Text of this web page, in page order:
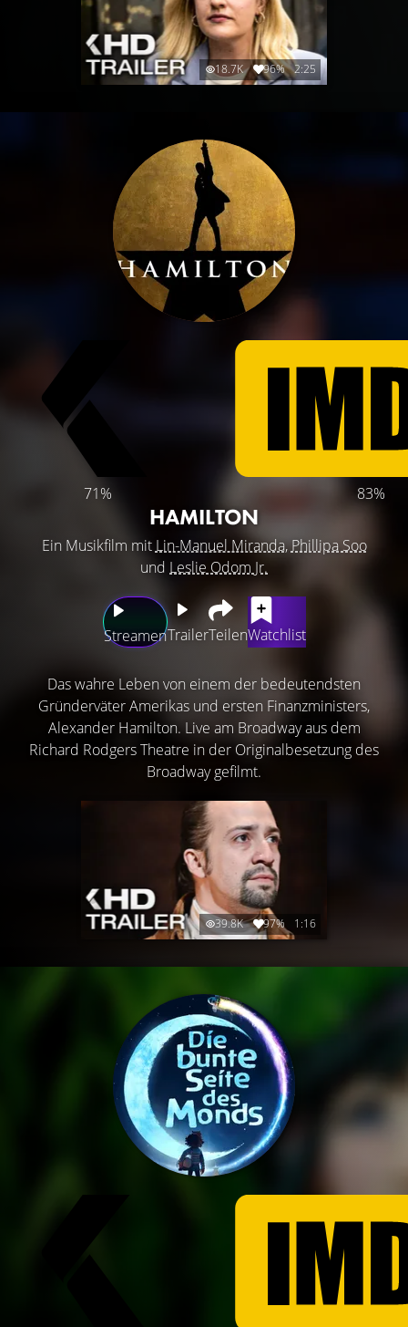
18.7K 96% 2:25
71% 83%
HAMILTON
Ein Musikfilm mit Lin-Manuel Miranda,Phillipa Soo
und Leslie Odom Jr.
StreamenTrailerTeilenWatchlist
Das wahre Leben von einem der bedeutendsten
Gründerväter Amerikas und ersten Finanzministers,
Alexander Hamilton. Live am Broadway aus dem
Richard Rodgers Theatre in der Originalbesetzung des
Broadway gefilmt.
39.8K 97% 1:16